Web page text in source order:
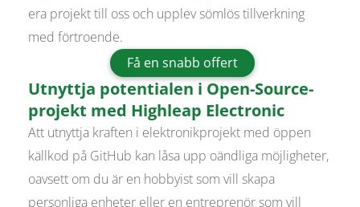
era projekt till oss och upplev sömlös tillverkning
med förtroende.
Få en snabb offert
Utnyttja potentialen i Open-Source-
projekt med Highleap Electronic
Att utnyttja kraften i elektronikprojekt med öppen
källkod på GitHub kan låsa upp oändliga möjligheter,
oavsett om du är en hobbyist som vill skapa
personliga enheter eller en entreprenör som vill